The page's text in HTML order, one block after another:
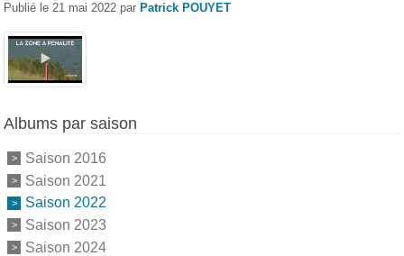
Publié le 21 mai 2022 par Patrick POUYET
Albums par saison
Saison 2016
Saison 2021
Saison 2022
Saison 2023
Saison 2024